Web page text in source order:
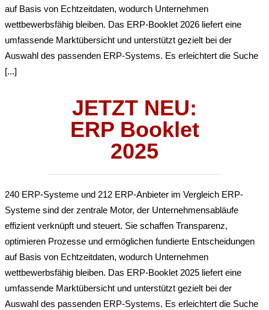
auf Basis von Echtzeitdaten, wodurch Unternehmen
wettbewerbsfähig bleiben. Das ERP-Booklet 2026 liefert eine
umfassende Marktübersicht und unterstützt gezielt bei der
Auswahl des passenden ERP-Systems. Es erleichtert die Suche
[...]
JETZT NEU:
ERP Booklet
2025
240 ERP-Systeme und 212 ERP-Anbieter im Vergleich ERP-
Systeme sind der zentrale Motor, der Unternehmensabläufe
effizient verknüpft und steuert. Sie schaffen Transparenz,
optimieren Prozesse und ermöglichen fundierte Entscheidungen
auf Basis von Echtzeitdaten, wodurch Unternehmen
wettbewerbsfähig bleiben. Das ERP-Booklet 2025 liefert eine
umfassende Marktübersicht und unterstützt gezielt bei der
Auswahl des passenden ERP-Systems. Es erleichtert die Suche